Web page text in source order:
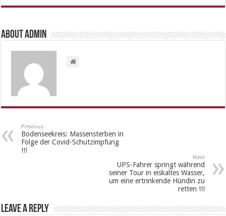
About admin
Previous
Bodenseekreis: Massensterben in
Folge der Covid-Schutzimpfung
!!!
Next
UPS-Fahrer springt während
seiner Tour in eiskaltes Wasser,
um eine ertrinkende Hündin zu
retten !!!
Leave a Reply